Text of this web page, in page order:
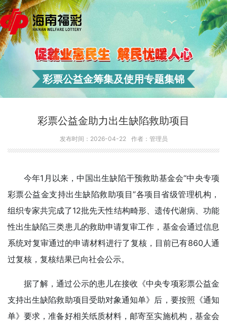
彩票公益金筹集及使用专题集锦
彩票公益金助力出生缺陷救助项目
发布时间：2026-04-22 作者：管理员
今年1月以来，中国出生缺陷干预救助基金会“中央专项
彩票公益金支持出生缺陷救助项目”各项目省级管理机构，
组织专家共完成了12批先天性结构畸形、遗传代谢病、功能
性出生缺陷三类患儿的救助申请复审工作，基金会通过信息
系统对复审通过的申请材料进行了复核，目前已有860人通
过复核，复核结果已向社会公示。
据了解，通过公示的患儿在接收《中央专项彩票公益金
支持出生缺陷救助项目受助对象通知单》后，要按照《通知
单》要求，准备好相关纸质材料，邮寄至实施机构，基金会